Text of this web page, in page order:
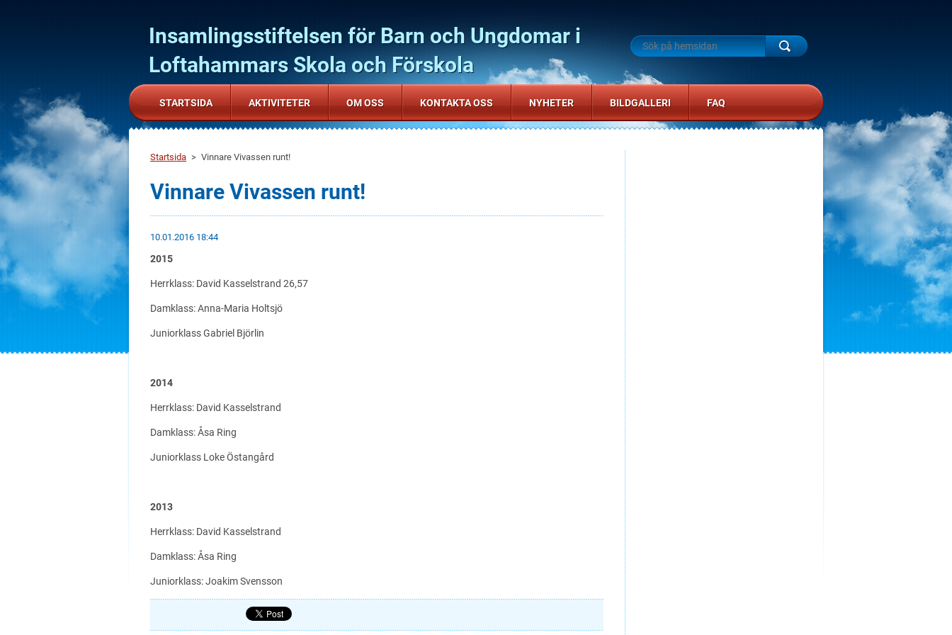
Insamlingsstiftelsen för Barn och Ungdomar i
Loftahammars Skola och Förskola
Startsida > Vinnare Vivassen runt!
Vinnare Vivassen runt!
10.01.2016 18:44
2015
Herrklass: David Kasselstrand 26,57
Damklass: Anna-Maria Holtsjö
Juniorklass Gabriel Björlin
2014
Herrklass: David Kasselstrand
Damklass: Åsa Ring
Juniorklass Loke Östangård
2013
Herrklass: David Kasselstrand
Damklass: Åsa Ring
Juniorklass: Joakim Svensson
STARTSIDA AKTIVITETER OM OSS KONTAKTA OSS NYHETER BILDGALLERI FAQ